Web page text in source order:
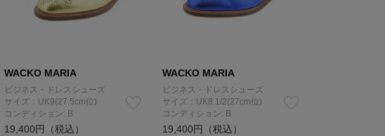
WACKO MARIA
ビジネス・ドレスシューズ
サイズ：UK9(27.5cm位)
コンディション: B
19,400円（税込）
WACKO MARIA
ビジネス・ドレスシューズ
サイズ：UK8 1/2(27cm位)
コンディション: B
19,400円（税込）